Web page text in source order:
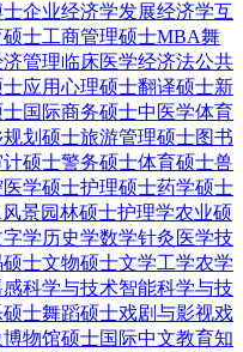
士企业经济学发展经济学互
士工商管理硕士MBA舞
管理临床医学经济法公共
士应用心理硕士翻译硕士新
士国际商务硕士中医学体育
划硕士旅游管理硕士图书
计硕士警务硕士体育硕士兽
医学硕士护理硕士药学硕士
风景园林硕士护理学农业硕
学历史学数学针灸 医学技
硕士文物硕士文学工学农学
感科学与技术智能科学与技
士舞蹈硕士戏剧与影视戏
博物馆硕士国际中文教育知